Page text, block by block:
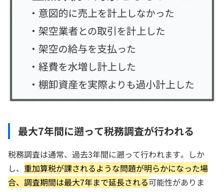
最大7年間に遡って税務調査が行われる
税務調査は通常、過去3年間に遡って行われます。しか
し、 重加算税が課されるような問題が明らかになった場
合、調査期間は最大7年まで延長される可能性がありま